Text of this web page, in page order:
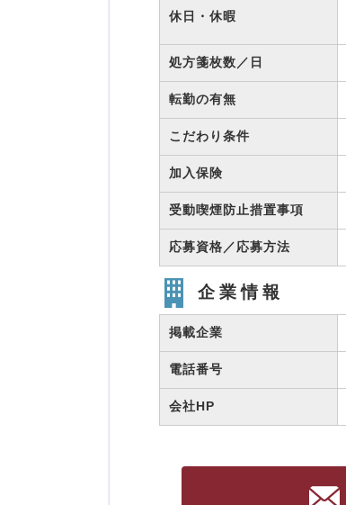
休日・休暇
処方箋枚数／日
転勤の有無
こだわり条件
加入保険
受動喫煙防止措置事項
応募資格／応募方法
企業情報
掲載企業
電話番号
会社HP